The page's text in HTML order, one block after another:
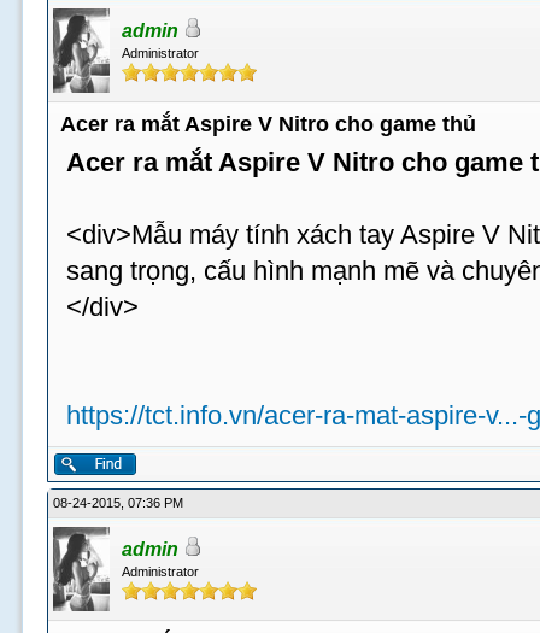
admin
Administrator
Acer ra mắt Aspire V Nitro cho game thủ
Acer ra mắt Aspire V Nitro cho game
<div>Mẫu máy tính xách tay Aspire V
sang trọng, cấu hình mạnh mẽ và
</div>
https://tct.info.vn/acer-ra-mat-aspire-v...-
08-24-2015, 07:36 PM
admin
Administrator